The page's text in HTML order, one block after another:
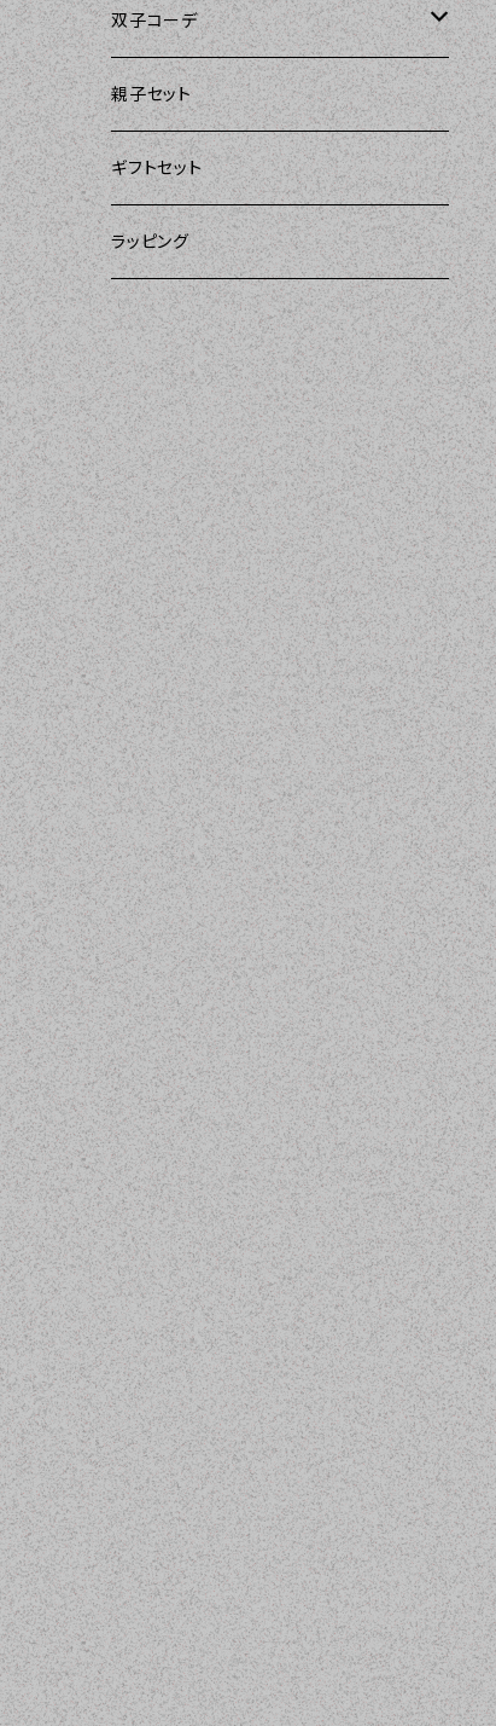
ン）
Sugar baby aprons（シュガーベイビ
ー）
DII（ディーアイアイ）
MOZI（モジ）
amorico（アモリコ）
I love Aprons（アラブエプロンズ）
Flirty Aprons（フラーティーエプロンズ）
Heavenly Hostess（ヘブンリーホステ
ス）
ASD Living（エーエスディーリビング）
Kitsch'n Glam（キッチングラム）
DII（ディーアイアイ）
Kitsch'n Glam（キッチングラム）
Sierra Rose（シエラローズ）
DII（ディーアイアイ）
amorico（アモリコ）
Sugar baby aprons（シュガーベイビー）
Tarantinalovers（タランティーナ ラバーズ）
雑貨
amorico（アモリコ）
amorico（アモリコ）
The Sunday Girl（ザサンデーガール）
DII（ディーアイアイ）
Kitsch'n Glam（キッチングラム）
双子コーデ
The Sunday Girl（サンデーガール）
親子セット
ギフトセット
ラッピング